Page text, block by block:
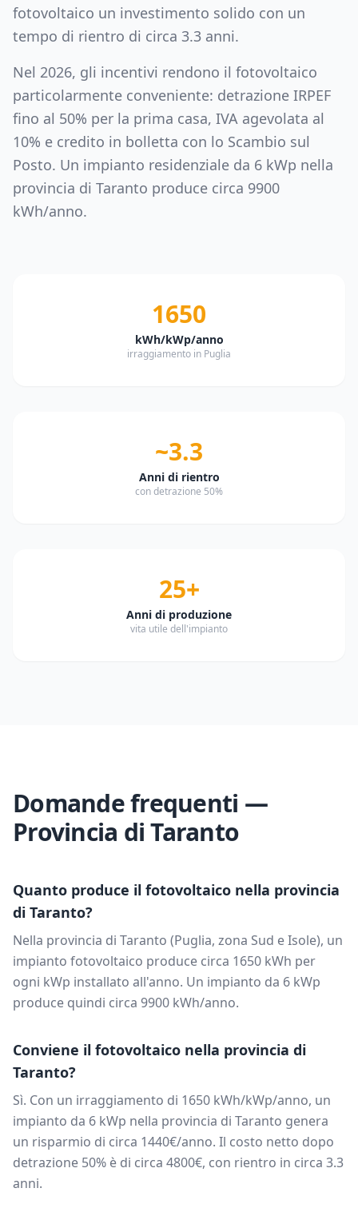
fotovoltaico un investimento solido con un
tempo di rientro di circa 3.3 anni.
Nel 2026, gli incentivi rendono il fotovoltaico
particolarmente conveniente: detrazione IRPEF
fino al 50% per la prima casa, IVA agevolata al
10% e credito in bolletta con lo Scambio sul
Posto. Un impianto residenziale da 6 kWp nella
provincia di Taranto produce circa 9900
kWh/anno.
1650
kWh/kWp/anno
irraggiamento in Puglia
~3.3
Anni di rientro
con detrazione 50%
25+
Anni di produzione
vita utile dell'impianto
Domande frequenti —
Provincia diTaranto
Quanto produce il fotovoltaico nella provincia
di Taranto?
Nella provincia di Taranto (Puglia, zona Sud e Isole), un
impianto fotovoltaico produce circa 1650 kWh per
ogni kWp installato all'anno. Un impianto da 6 kWp
produce quindi circa 9900 kWh/anno.
Conviene il fotovoltaico nella provincia di
Taranto?
Sì. Con un irraggiamento di 1650 kWh/kWp/anno, un
impianto da 6 kWp nella provincia di Taranto genera
un risparmio di circa 1440€/anno. Il costo netto dopo
detrazione 50% è di circa 4800€, con rientro in circa 3.3
anni.